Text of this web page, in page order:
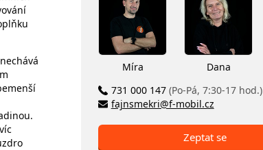
Míra
Dana
731 000 147 (Po-Pá, 7:30-17 hod.)
fajnsmekri@f-mobil.cz
Zeptat se